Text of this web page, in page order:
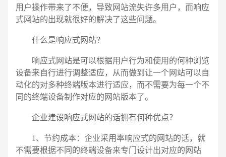
用户操作带来了不便，导致网站流失许多用户，而响应
式网站的出现就很好的解决了这些问题。
什么是响应式网站？
响应式网站是可以根据用户行为和使用的何种浏览
设备来自行进行调整适应，从而做到让一个网站可以自
动化的对多种终端版本进行适应，而不需要为每一个不
同的终端设备制作对应的网站版本了。
企业建设响应式网站的话拥有何种优点？
1、节约成本：企业采用率响应式的网站的话，就
不需要根据不同的终端设备来专门设计出对应的网站
电话 微信号